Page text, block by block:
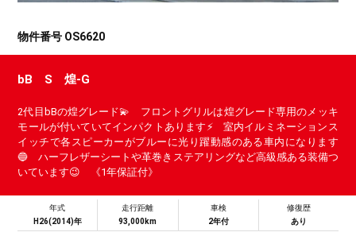
物件番号 OS6620
bB S 煌-G
2代目bBの煌グレード💫 フロントグリルは煌グレード専用のメッキ
モールが付いていてインパクトあります⚡ 室内イルミネーションス
イッチで各スピーカーがブルーに光り躍動感のある車内になります
🔵 ハーフレザーシートや革巻きステアリングなど高級感ある装備つ
いています😉 《1年保証付》
年式
H26(2014)年
走行距離
93,000km
車検
2年付
修復歴
あり